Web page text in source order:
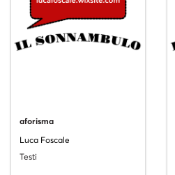
aforisma
Luca Foscale
Testi